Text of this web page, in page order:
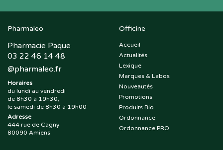
Pharmaleo
Pharmacie Paque
03 22 46 14 48
@pharmaleo.fr
Horaires
du lundi au vendredi
de 8h30 à 19h30,
le samedi de 8h30 à 19h00
Adresse
444 rue de Cagny
80090 Amiens
Officine
Accueil
Actualités
Lexique
Marques & Labos
Nouveautés
Promotions
Produits Bio
Ordonnance
Ordonnance PRO